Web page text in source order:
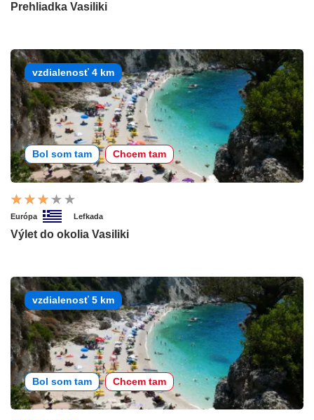
Prehliadka Vasiliki
vzdialenosť 4 km
Bol som tam Chcem tam
Európa Lefkada
Výlet do okolia Vasiliki
vzdialenosť 5 km
Bol som tam Chcem tam